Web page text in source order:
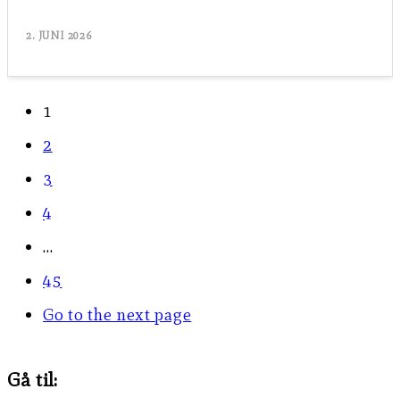
2. JUNI 2026
1
2
3
4
…
45
Go to the next page
Gå til: